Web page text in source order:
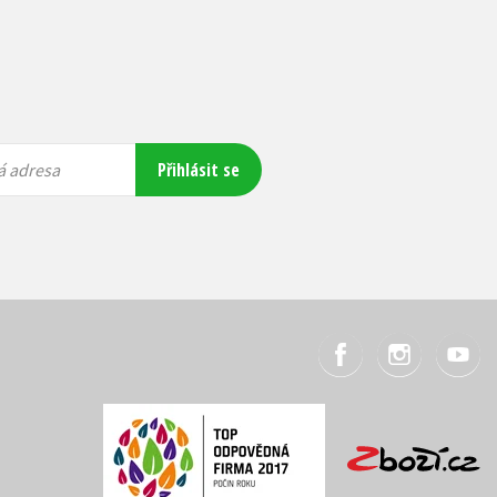
adresa Přihlásit se